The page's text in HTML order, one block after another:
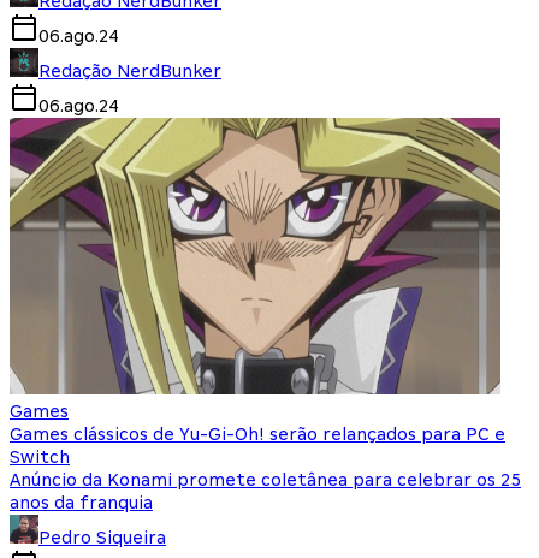
06.ago.24
Redação NerdBunker
06.ago.24
Games
Games clássicos de Yu-Gi-Oh! serão relançados para PC e
Switch
Anúncio da Konami promete coletânea para celebrar os 25
anos da franquia
Pedro Siqueira